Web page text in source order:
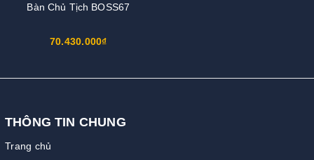
Bàn Chủ Tịch BOSS67
70.430.000₫
THÔNG TIN CHUNG
Trang chủ